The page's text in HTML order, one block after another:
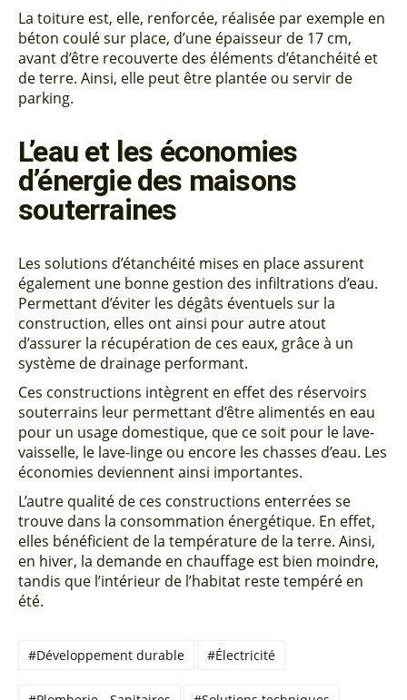
La toiture est, elle, renforcée, réalisée par exemple en
béton coulé sur place, d’une épaisseur de 17 cm,
avant d’être recouverte des éléments d’étanchéité et
de terre. Ainsi, elle peut être plantée ou servir de
parking.
L’eau et les économies
d’énergie des maisons
souterraines
Les solutions d’étanchéité mises en place assurent
également une bonne gestion des infiltrations d’eau.
Permettant d’éviter les dégâts éventuels sur la
construction, elles ont ainsi pour autre atout
d’assurer la récupération de ces eaux, grâce à un
système de drainage performant.
Ces constructions intègrent en effet des réservoirs
souterrains leur permettant d’être alimentés en eau
pour un usage domestique, que ce soit pour le lave-
vaisselle, le lave-linge ou encore les chasses d’eau. Les
économies deviennent ainsi importantes.
L’autre qualité de ces constructions enterrées se
trouve dans la consommation énergétique. En effet,
elles bénéficient de la température de la terre. Ainsi,
en hiver, la demande en chauffage est bien moindre,
tandis que l’intérieur de l’habitat reste tempéré en
été.
#Développement durable #Électricité